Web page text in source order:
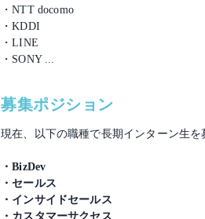
・NTT docomo
・KDDI
・LINE
・SONY ...
募集ポジション
現在、以下の職種で長期インターン生を
・BizDev
・セールス
・インサイドセールス
・カスタマーサクセス